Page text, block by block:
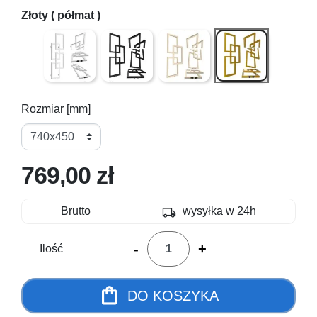
Biały połysk (gładki)Czarny Mat ( gładki )QUARTZ I struktura (lekko
Złoty ( półmat )
Rozmiar [mm]
769,00 zł
Brutto local_shipping wysyłka w 24h
Ilość - +
shopping_bag DO KOSZYKA